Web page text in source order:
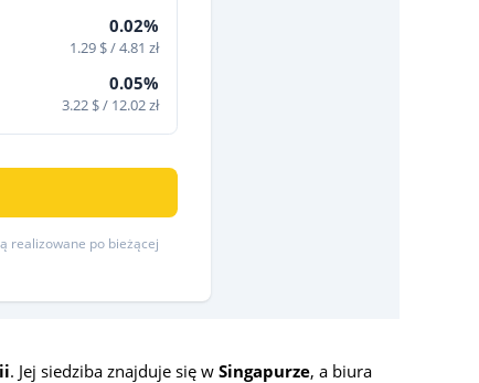
0.02%
1.29 $ / 4.81 zł
0.05%
3.22 $ / 12.02 zł
realizowane po bieżącej
. Jej siedziba znajduje się wSingapurze, a biura